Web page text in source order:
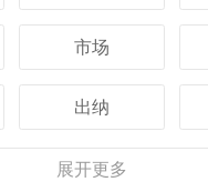
市场
出纳
行政
展开更多